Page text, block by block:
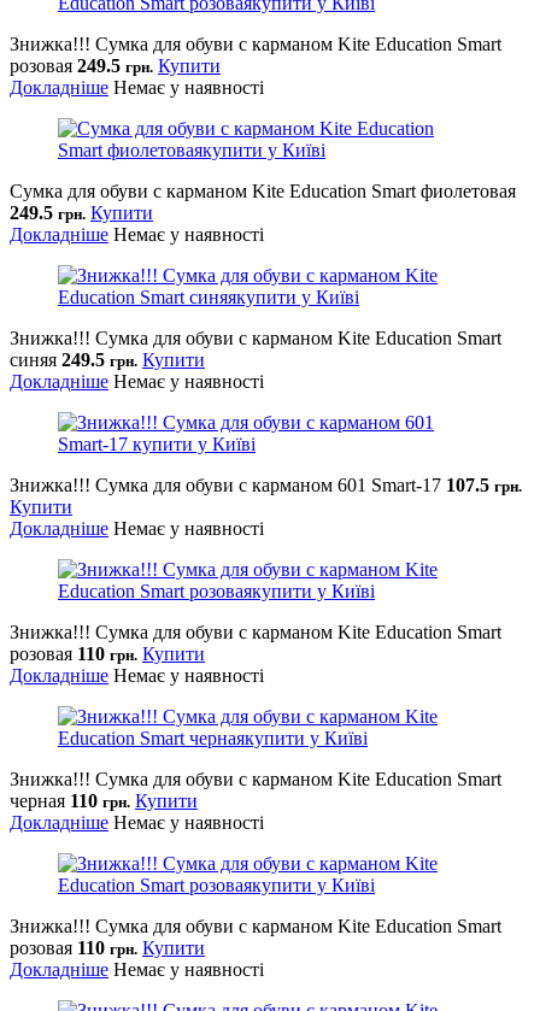
Знижка!!! Сумка для обуви с карманом Kite Education Smart
розовая 249.5 грн. Купити
Докладніше Немає у наявності
Сумка для обуви с карманом Kite Education Smart фиолетовая
249.5 грн. Купити
Докладніше Немає у наявності
Знижка!!! Сумка для обуви с карманом Kite Education Smart
синяя 249.5 грн. Купити
Докладніше Немає у наявності
Знижка!!! Сумка для обуви с карманом 601 Smart-17 107.5 грн.
Купити
Докладніше Немає у наявності
Знижка!!! Сумка для обуви с карманом Kite Education Smart
розовая 110 грн. Купити
Докладніше Немає у наявності
Знижка!!! Сумка для обуви с карманом Kite Education Smart
черная 110 грн. Купити
Докладніше Немає у наявності
Знижка!!! Сумка для обуви с карманом Kite Education Smart
розовая 110 грн. Купити
Докладніше Немає у наявності